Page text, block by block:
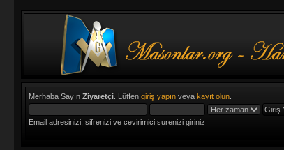
Merhaba SayınZiyaretçi . Lütfengiriş yapın veyakayıt olun
Email adresinizi, sifrenizi ve cevirimici surenizi giriniz